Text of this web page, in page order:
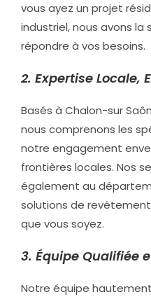
vous ayez un projet
industriel, nous avons la
répondre à vos besoins.
2. Expertise Locale,
Basés à Chalon-sur
nous comprenons les
notre engagement
frontières locales. Nos
également au
solutions de
que vous soyez.
3. Équipe Qualifiée
Notre équipe